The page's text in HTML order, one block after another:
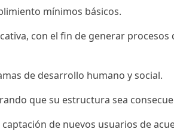
mínimos básicos.
con el fin de generar procesos
de desarrollo humano y social.
que su estructura sea
de nuevos usuarios de